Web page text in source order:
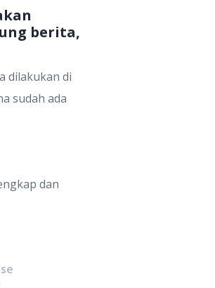
berita,
dilakukan di
sudah ada
dan